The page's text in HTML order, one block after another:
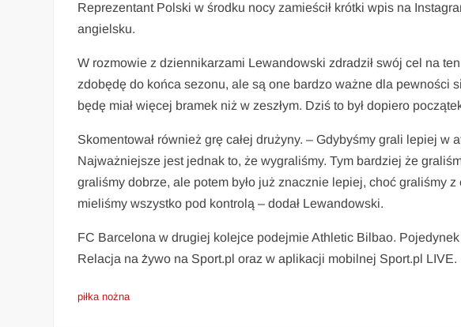
Reprezentant Polski w środku nocy zamieścił krótki wpis na
angielsku.
W rozmowie z dziennikarzami Lewandowski zdradził swój cel na
zdobędę do końca sezonu, ale są one bardzo ważne dla pewności
będę miał więcej bramek niż w zeszłym. Dziś to był dopiero
Skomentował również grę całej drużyny. – Gdybyśmy grali lepiej w
Najważniejsze jest jednak to, że wygraliśmy. Tym bardziej że
graliśmy dobrze, ale potem było już znacznie lepiej, choć graliśmy
mieliśmy wszystko pod kontrolą – dodał Lewandowski.
FC Barcelona w drugiej kolejce podejmie Athletic Bilbao.
Relacja na żywo na Sport.pl oraz w aplikacji mobilnej Sport.pl LIVE.
piłka nożna